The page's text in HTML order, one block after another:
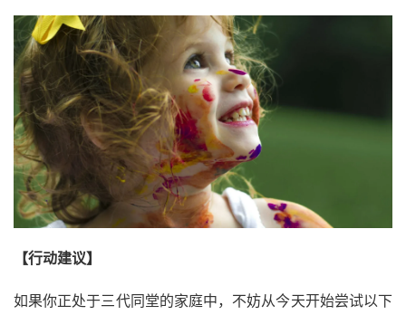
【行动建议】
如果你正处于三代同堂的家庭中，不妨从今天开始尝试以下